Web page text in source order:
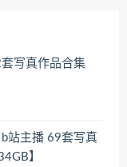
写真作品合集
站主播 69套写真
】